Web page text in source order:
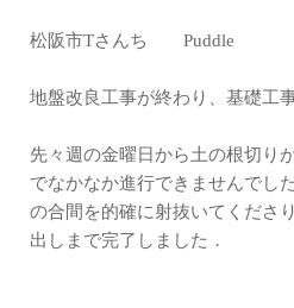
松阪市Tさんち Puddle
地盤改良工事が終わり、基礎工
先々週の金曜日から土の根切り
でなかなか進行できませんでし
の合間を的確に射抜いてくださ
出しまで完了しました．